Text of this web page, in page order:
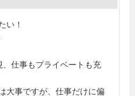
い！
仕事もプライベートも充
大事ですが、仕事だけに偏